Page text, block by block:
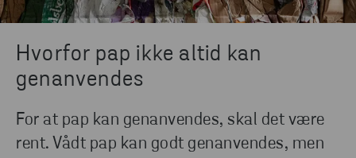
Hvorfor pap ikke altid kan
genanvendes
For at pap kan genanvendes, skal det være
rent. Vådt pap kan godt genanvendes, men